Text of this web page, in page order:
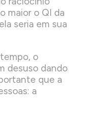
maior o QI da
seria em sua
o
desuso dando
que a
a